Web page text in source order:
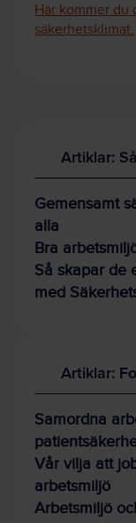
Här kommer du
säkerhetsklimat.
Artiklar:
Gemensamt
alla
Bra
Så skapar de
med
Artiklar:
Samordna
Vår vilja att
arbetsmiljö
Arbetsmiljö